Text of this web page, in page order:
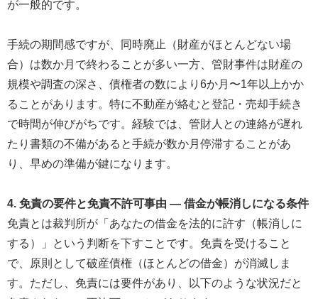
が一般的です。
手続の期間感ですが、同時廃止（財産がほとんどない場
合）は数か月で終わることが多い一方、管財事件は財産の
規模や調査の深さ、債権者の数により6か月〜1年以上かか
ることがあります。特に不動産が絡むと登記・売却手続き
で時間が伸びがちです。経験では、管財人との連絡が遅れ
たり書類の不備があると手続が数か月停滞することがあ
り、早めの準備が鍵になります。
4. 免責の要件と免責不許可事由 ― 借金が帳消しになる条件
免責とは裁判所が「あなたの借金を法的に許す（帳消しに
する）」という判断を下すことです。免責を受けること
で、原則として破産債権（ほとんどの借金）が消滅しま
す。ただし、免責には要件があり、以下のような状況だと